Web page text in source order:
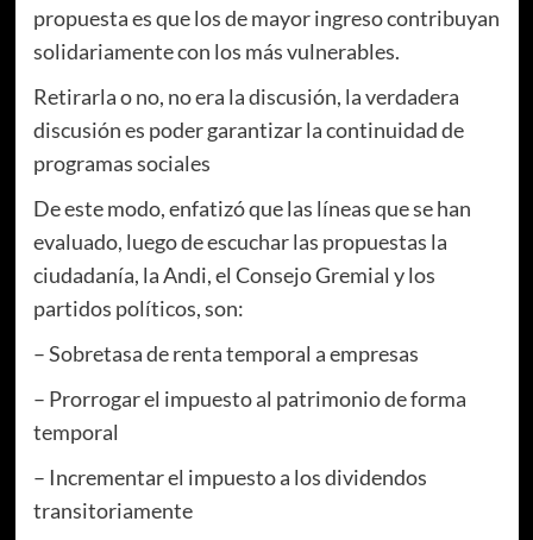
propuesta es que los de mayor ingreso contribuyan
solidariamente con los más vulnerables.
Retirarla o no, no era la discusión, la verdadera
discusión es poder garantizar la continuidad de
programas sociales
De este modo, enfatizó que las líneas que se han
evaluado, luego de escuchar las propuestas la
ciudadanía, la Andi, el Consejo Gremial y los
partidos políticos, son:
– Sobretasa de renta temporal a empresas
– Prorrogar el impuesto al patrimonio de forma
temporal
– Incrementar el impuesto a los dividendos
transitoriamente